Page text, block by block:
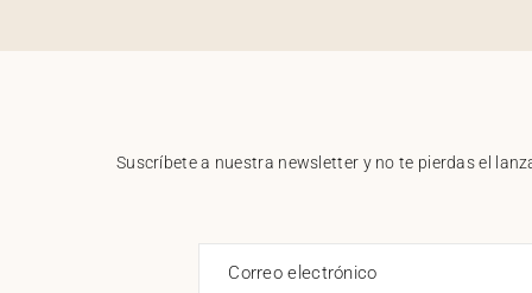
Suscríbete a nuestra newsletter y no te pierdas el
Correo electrónico